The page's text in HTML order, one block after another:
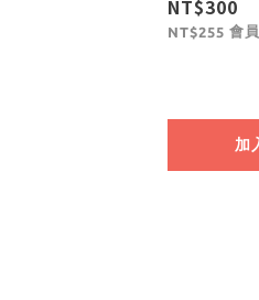
NT$300
NT$255 會
加